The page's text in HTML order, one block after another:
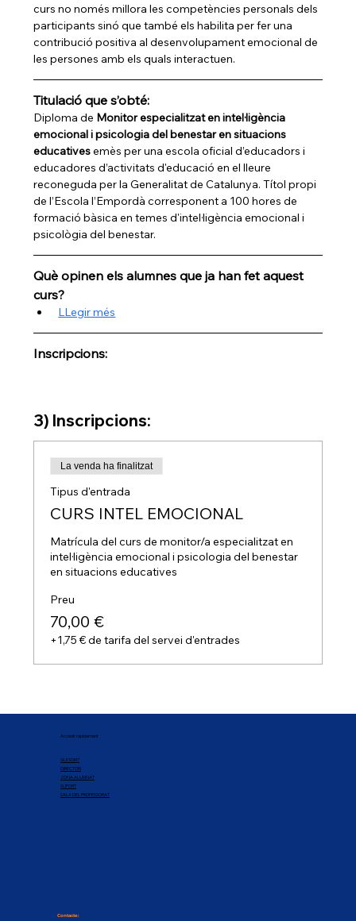
curs no només millora les competències personals dels
participants sinó que també els habilita per fer una
contribució positiva al desenvolupament emocional de
les persones amb els quals interactuen.
Titulació que s’obté:
Diploma de Monitor especialitzat en intel·ligència
emocional i psicologia del benestar en situacions
educatives emès per una escola oficial d’educadors i
educadores d’activitats d'educació en el lleure
reconeguda per la Generalitat de Catalunya. Títol propi
de l’Escola l’Empordà corresponent a 100 hores de
formació bàsica en temes d'intel·ligència emocional i
psicològia del benestar.
Què opinen els alumnes que ja han fet aquest
curs?
LLegir més
Inscripcions:
3) Inscripcions:
La venda ha finalitzat
Tipus d'entrada
CURS INTEL EMOCIONAL
Matrícula del curs de monitor/a especialitzat en
intel·ligència emocional i psicologia del benestar
en situacions educatives
Preu
70,00 €
+1,75 € de tarifa del servei d'entrades
Accedir ràpidament
QUI SOM?
DIRECTORI
ZONA ALUMNAT
SUPORT
SALA DEL PROFESSORAT
Contacte: